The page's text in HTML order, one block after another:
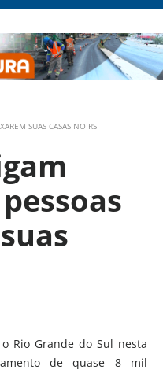
SUAS CASAS NO RS
Rio Grande do Sul nesta
de quase 8 mil